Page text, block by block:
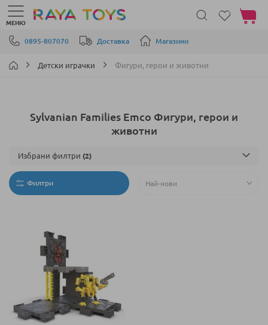
Прескачане към съдържанието
0895-807070 Доставка Магазини
МЕНЮ
Моята
Детски играчки Фигури, герои и животни
Sylvanian Families Emco Фигури, герои и
животни
Филтри
Избрани филтри